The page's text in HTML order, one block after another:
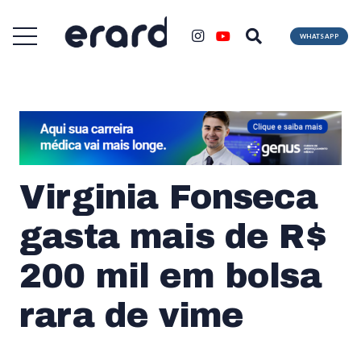
WHATSAPP
Virginia Fonseca
gasta mais de R$
200 mil em bolsa
rara de vime